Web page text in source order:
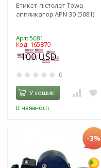
Етикет-пістолет Towa
аппликатор APN-30 (5081)
Арт: 5081
Код: 165870
0
У кошик
В наявності
-3%